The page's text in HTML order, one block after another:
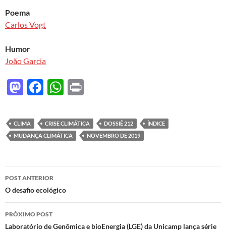
Poema
Carlos Vogt
Humor
João Garcia
M
to
d
n
F
e
b
o
k
W
at
s
p
p
nt
CLIMA CRISE CLIMÁTICA DOSSIÊ 212
ÍNDICE
MUDANÇA CLIMÁTICA
NOVEMBRO DE 2019
Navegação
de
posts
POST ANTERIOR
O desafio ecológico
PRÓXIMO POST
Laboratório de Genômica e bioEnergia (LGE) da Unicamp lança série